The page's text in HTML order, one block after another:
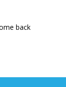
back